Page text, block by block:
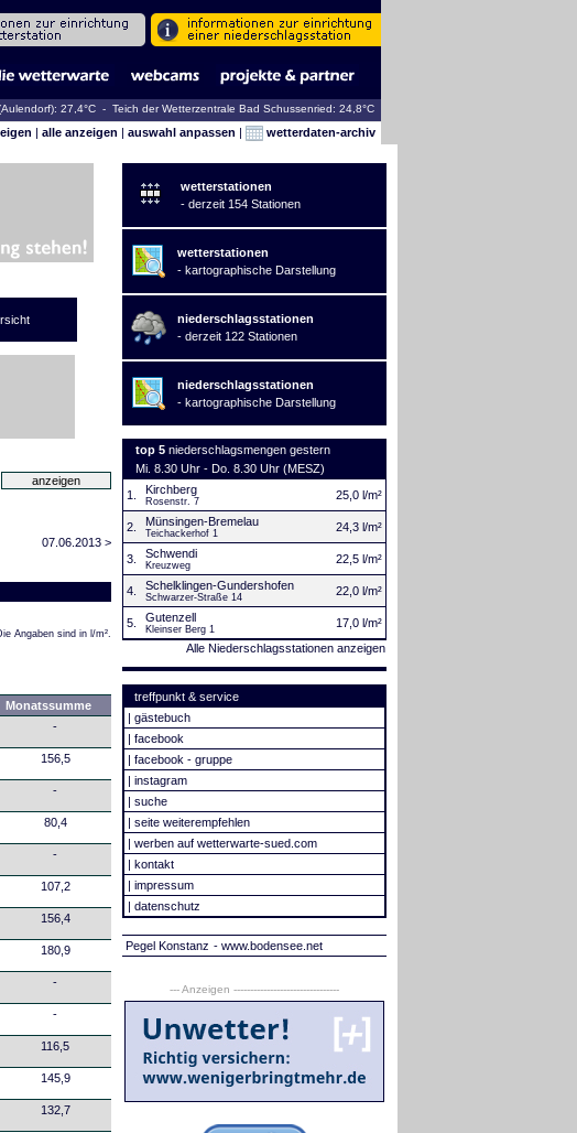
27,4°C - Teich der Wetterzentrale Bad Schussenried: 24,8°C
| alle anzeigen | auswahl anpassen | wetterdaten-archiv
07.06.2013 >
Angaben sind in l/m².
Monatssumme
-
156,5
-
80,4
-
107,2
156,4
180,9
-
-
116,5
145,9
132,7
wetterstationen
- derzeit 154 Stationen
wetterstationen
- kartographische Darstellung
niederschlagsstationen
- derzeit 122 Stationen
niederschlagsstationen
- kartographische Darstellung
top 5 niederschlagsmengen gestern
Mi. 8.30 Uhr - Do. 8.30 Uhr (MESZ)
1.
Kirchberg
Rosenstr. 7 25,0 l/m²
2. Münsingen-Bremelau
Teichackerhof 1 24,3 l/m²
3. Schwendi
Kreuzweg 22,5 l/m²
4. Schelklingen-Gundershofen
Schwarzer-Straße 14 22,0 l/m²
5. Gutenzell
Kleinser Berg 1
17,0 l/m²
Alle Niederschlagsstationen anzeigen
treffpunkt & service
| gästebuch
| facebook
| facebook - gruppe
| instagram
| suche
| seite weiterempfehlen
| werben auf wetterwarte-sued.com
| kontakt
| impressum
| datenschutz
Pegel Konstanz - www.bodensee.net
--- Anzeigen --------------------------------